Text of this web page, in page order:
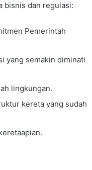
bisnis dan regulasi:
Pemerintah
yang semakin diminati
lingkungan.
kereta yang sudah